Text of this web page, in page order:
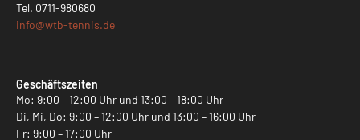
Tel. 0711-980680
info@wtb-tennis.de
Geschäftszeiten
Mo: 9:00 – 12:00 Uhr und 13:00 – 18:00 Uhr
Di, Mi, Do: 9:00 – 12:00 Uhr und 13:00 – 16:00 Uhr
Fr: 9:00 – 17:00 Uhr